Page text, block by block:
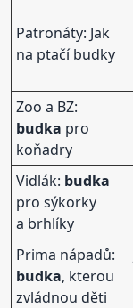
Patronáty: Jak
na ptačí budky
Zoo a BZ:
budka pro
koňadry
Vidlák: budka
pro sýkorky
a brhlíky
Prima nápadů:
budka, kterou
zvládnou děti